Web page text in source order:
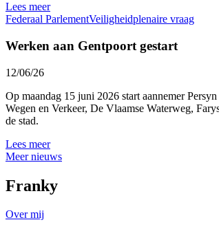
Lees meer
Federaal ParlementVeiligheidplenaire vraag
Werken aan Gentpoort gestart
12/06/26
Op maandag 15 juni 2026 start aannemer
Wegen en Verkeer, De Vlaamse Waterweg,
de stad.
Lees meer
Meer nieuws
Franky
Over mij